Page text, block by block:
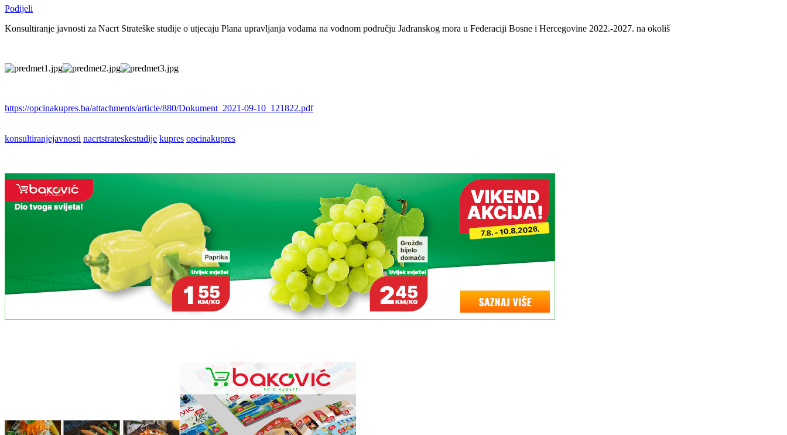
Podijeli
Konsultiranje javnosti za Nacrt Strateške studije o utjecaju Plana upravljanja vodama na vodnom području Jadranskog mora u Federaciji Bosne i Hercegovine 2022.-2027. na okoliš
https://opcinakupres.ba/attachments/article/880/Dokument_2021-09-10_121822.pdf
konsultiranjejavnosti nacrtstrateskestudije kupres opcinakupres